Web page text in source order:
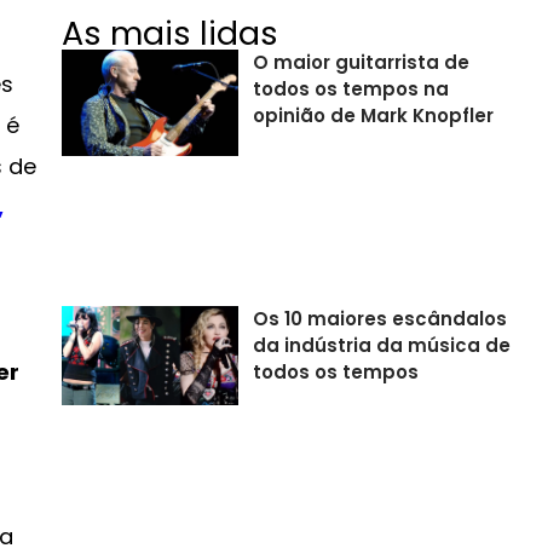
é
de
As mais lidas
O maior guitarrista de
todos os tempos na
opinião de Mark Knopfler
Os 10 maiores escândalos
da indústria da música de
todos os tempos